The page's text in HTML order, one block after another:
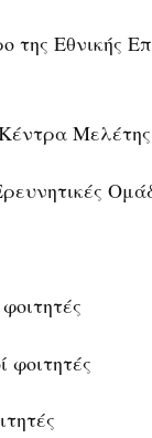
της Εθνικής
Κέντρα Μελέτης
φοιτητές